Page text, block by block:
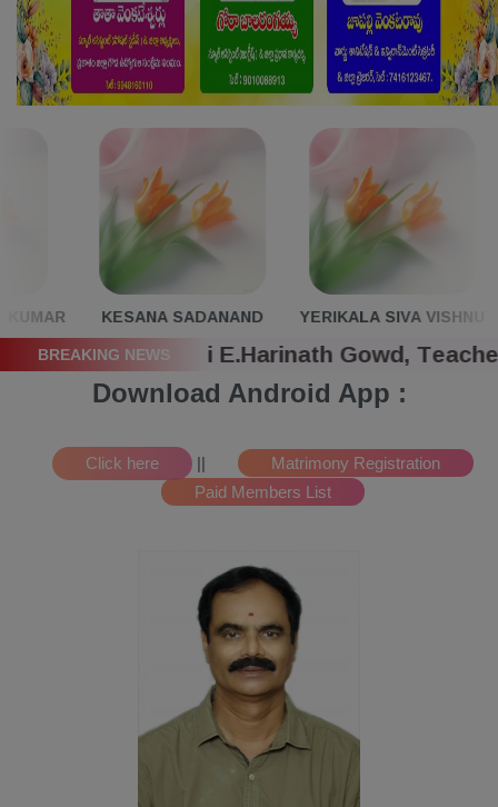
KESANA SADANAND YERIKALA SIVA VISHNU
by Sri E.Harinath Gowd, Teacher,
BREAKING NEWS
Download Android App :
||
Matrimony Registration
Paid Members List